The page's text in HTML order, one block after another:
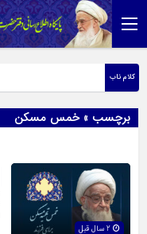
کلام ناب
برچسب » خمس مسکن